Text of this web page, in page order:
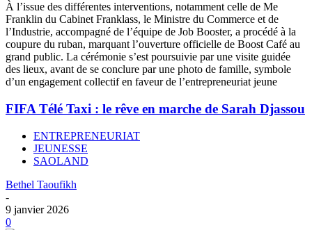
À l’issue des différentes interventions, notamment celle de Me
Franklin du Cabinet Franklass, le Ministre du Commerce et de
l’Industrie, accompagné de l’équipe de Job Booster, a procédé à la
coupure du ruban, marquant l’ouverture officielle de Boost Café au
grand public. La cérémonie s’est poursuivie par une visite guidée
des lieux, avant de se conclure par une photo de famille, symbole
d’un engagement collectif en faveur de l’entrepreneuriat jeune
FIFA Télé Taxi : le rêve en marche de Sarah Djassou
ENTREPRENEURIAT
JEUNESSE
SAOLAND
Bethel Taoufikh
-
9 janvier 2026
0